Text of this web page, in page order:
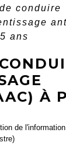
conduire
ans
À
de